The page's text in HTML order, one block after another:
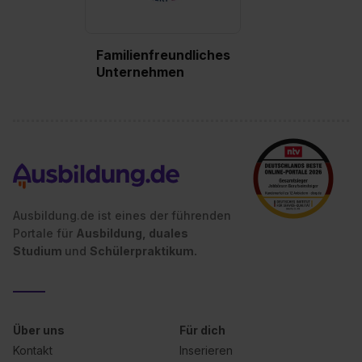
Familienfreundliches
Unternehmen
Ausbildung.de ist eines der führenden
Portale für Ausbildung, duales
Studium und Schülerpraktikum.
Über uns
Kontakt
Für dich
Inserieren